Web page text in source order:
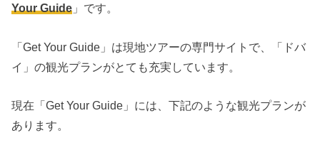
Your Guide 」です。
「Get Your Guide」は現地ツアーの専門サイトで、「ドバ
イ」の観光プランがとても充実しています。
現在「Get Your Guide」には、下記のような観光プランが
あります。